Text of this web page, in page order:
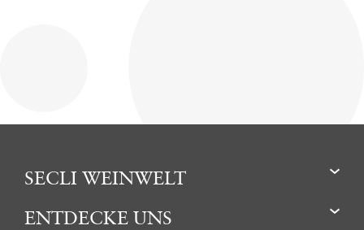
SECLI WEINWELT
ENTDECKE UNS